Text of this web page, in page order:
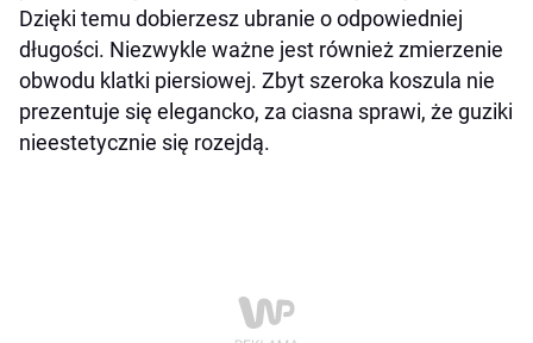
Dzięki temu dobierzesz ubranie o odpowiedniej
długości. Niezwykle ważne jest również zmierzenie
obwodu klatki piersiowej. Zbyt szeroka koszula nie
prezentuje się elegancko, za ciasna sprawi, że guziki
nieestetycznie się rozejdą.